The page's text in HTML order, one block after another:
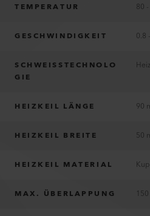
TEMPERATUR 80
GESCHWINDIGKEIT 0.8
SCHWEISSTECHNOLO
GIE
HEIZKEIL LÄNGE 90
HEIZKEIL BREITE 50
HEIZKEIL MATERIAL
MAX. ÜBERLAPPUNG